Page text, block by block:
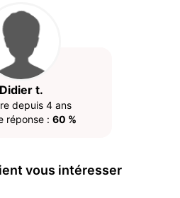
Didier t.
depuis 4 ans
réponse : 60 %
vous intéresser